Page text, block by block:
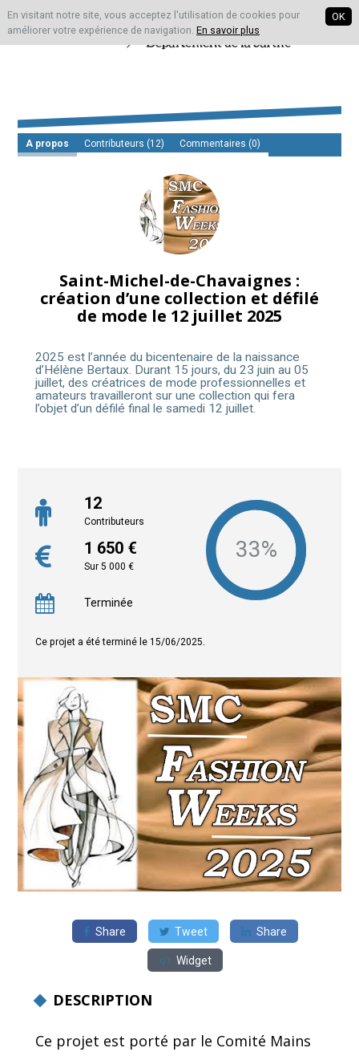
En visitant notre site, vous acceptez l'utilisation de cookies pour
améliorer votre expérience de navigation. En savoir plus
OK
A propos Contributeurs (12) Commentaires (0)
Saint-Michel-de-Chavaignes :
création d’une collection et défilé
de mode le 12 juillet 2025
2025 est l’année du bicentenaire de la naissance
d’Hélène Bertaux. Durant 15 jours, du 23 juin au 05
juillet, des créatrices de mode professionnelles et
amateurs travailleront sur une collection qui fera
l’objet d’un défilé final le samedi 12 juillet.
12
Contributeurs
1 650 €
Sur 5 000 €
Terminée
Ce projet a été terminé le 15/06/2025.
Share Tweet Share
Widget
DESCRIPTION
Ce projet est porté par le Comité Mains